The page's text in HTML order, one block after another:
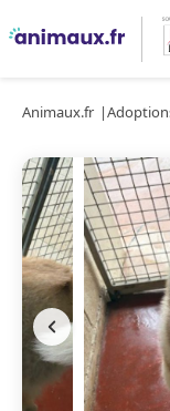
Animaux.fr